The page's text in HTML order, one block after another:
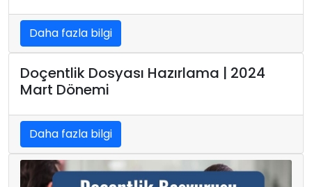
Daha fazla bilgi
Doçentlik Dosyası Hazırlama | 2024
Mart Dönemi
Daha fazla bilgi